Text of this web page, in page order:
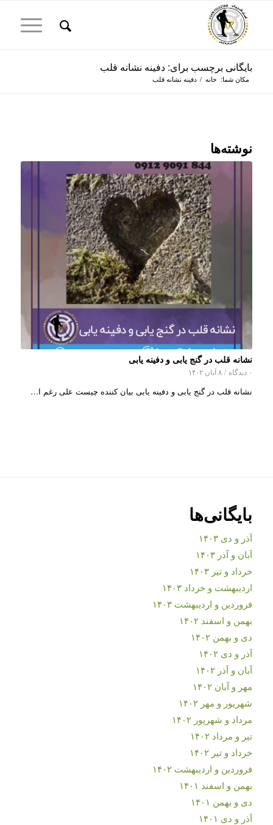
بایگانی برچسب برای: دفینه نشانه قلب
مکان شما: خانه / دفینه نشانه قلب
نوشته‌ها
نشانه قلب در گنج یابی و دفینه یابی
۰ دیدگاه / ۸ آبان ۱۴۰۲
نشانه قلب در گنج یابی و دفینه یابی بیان کننده چیست علی رغم ا…
بایگانی‌ها
آذر و دی ۱۴۰۳
آبان و آذر ۱۴۰۳
خرداد و تیر ۱۴۰۳
اردیبهشت و خرداد ۱۴۰۳
فروردین و اردیبهشت ۱۴۰۳
بهمن و اسفند ۱۴۰۲
دی و بهمن ۱۴۰۲
آذر و دی ۱۴۰۲
آبان و آذر ۱۴۰۲
مهر و آبان ۱۴۰۲
شهریور و مهر ۱۴۰۲
مرداد و شهریور ۱۴۰۲
تیر و مرداد ۱۴۰۲
خرداد و تیر ۱۴۰۲
فروردین و اردیبهشت ۱۴۰۲
بهمن و اسفند ۱۴۰۱
دی و بهمن ۱۴۰۱
آذر و دی ۱۴۰۱